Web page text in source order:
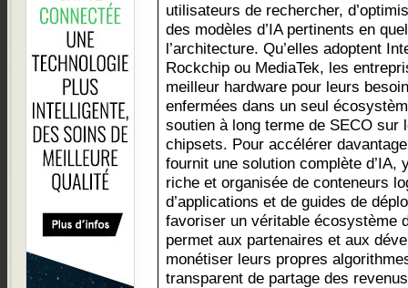
utilisateurs de rechercher,
des modèles d’IA pertinents en
l’architecture. Qu’elles adoptent
Rockchip ou MediaTek, les
meilleur hardware pour leurs
enfermées dans un seul
soutien à long terme de SECO sur
chipsets. Pour accélérer
fournit une solution complète d’IA,
riche et organisée de conteneurs
d’applications et de guides de
favoriser un véritable écosystème
permet aux partenaires et aux
monétiser leurs propres
transparent de partage des